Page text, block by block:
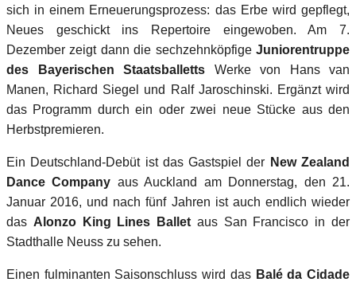
sich in einem Erneuerungsprozess: das Erbe wird gepflegt,
Neues geschickt ins Repertoire eingewoben. Am 7.
Dezember zeigt dann die sechzehnköpfige Juniorentruppe
des Bayerischen Staatsballetts Werke von Hans van
Manen, Richard Siegel und Ralf Jaroschinski. Ergänzt wird
das Programm durch ein oder zwei neue Stücke aus den
Herbstpremieren.
Ein Deutschland-Debüt ist das Gastspiel der New Zealand
Dance Company aus Auckland am Donnerstag, den 21.
Januar 2016, und nach fünf Jahren ist auch endlich wieder
das Alonzo King Lines Ballet aus San Francisco in der
Stadthalle Neuss zu sehen.
Einen fulminanten Saisonschluss wird das Balé da Cidade